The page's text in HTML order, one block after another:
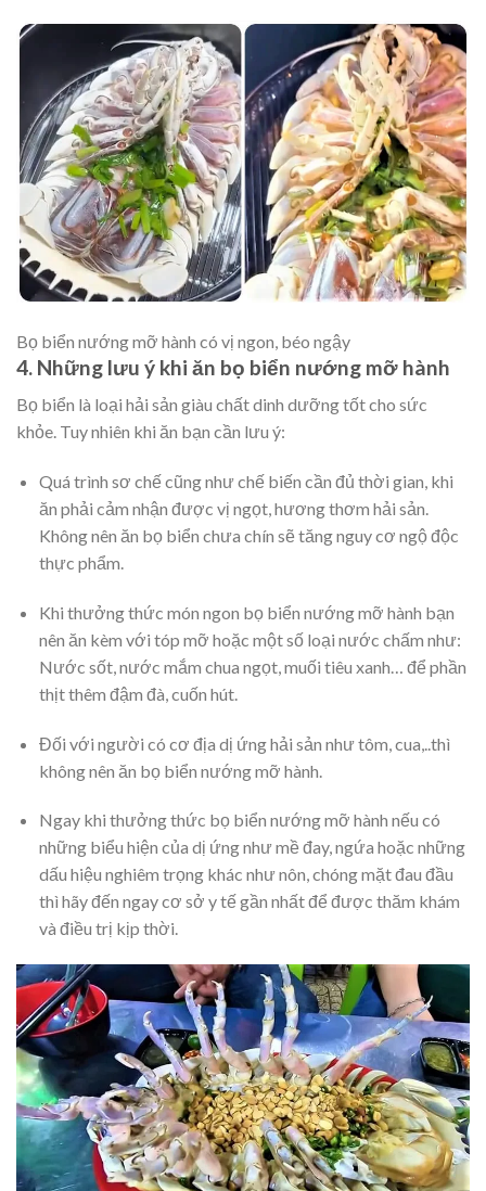
Bọ biển nướng mỡ hành có vị ngon, béo ngậy
4. Những lưu ý khi ăn bọ biển nướng mỡ hành
Bọ biển là loại hải sản giàu chất dinh dưỡng tốt cho sức
khỏe. Tuy nhiên khi ăn bạn cần lưu ý:
Quá trình sơ chế cũng như chế biến cần đủ thời gian, khi
ăn phải cảm nhận được vị ngọt, hương thơm hải sản.
Không nên ăn bọ biển chưa chín sẽ tăng nguy cơ ngộ độc
thực phẩm.
Khi thưởng thức món ngon bọ biển nướng mỡ hành bạn
nên ăn kèm với tóp mỡ hoặc một số loại nước chấm như:
Nước sốt, nước mắm chua ngọt, muối tiêu xanh… để phần
thịt thêm đậm đà, cuốn hút.
Đối với người có cơ địa dị ứng hải sản như tôm, cua,..thì
không nên ăn bọ biển nướng mỡ hành.
Ngay khi thưởng thức bọ biển nướng mỡ hành nếu có
những biểu hiện của dị ứng như mề đay, ngứa hoặc những
dấu hiệu nghiêm trọng khác như nôn, chóng mặt đau đầu
thì hãy đến ngay cơ sở y tế gần nhất để được thăm khám
và điều trị kịp thời.